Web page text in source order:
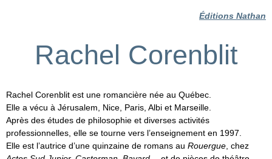
Éditions Nathan
Rachel Corenblit
Rachel Corenblit est une romancière née au Québec.
Elle a vécu à Jérusalem, Nice, Paris, Albi et Marseille.
Après des études de philosophie et diverses activités
professionnelles, elle se tourne vers l’enseignement en 1997.
Elle est l’autrice d’une quinzaine de romans au Rouergue , chez